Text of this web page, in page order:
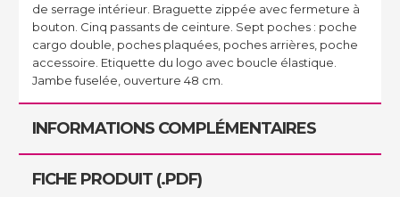
de serrage intérieur. Braguette zippée avec fermeture à
bouton. Cinq passants de ceinture. Sept poches : poche
cargo double, poches plaquées, poches arrières, poche
accessoire. Etiquette du logo avec boucle élastique.
Jambe fuselée, ouverture 48 cm.
INFORMATIONS COMPLÉMENTAIRES
FICHE PRODUIT (.PDF)